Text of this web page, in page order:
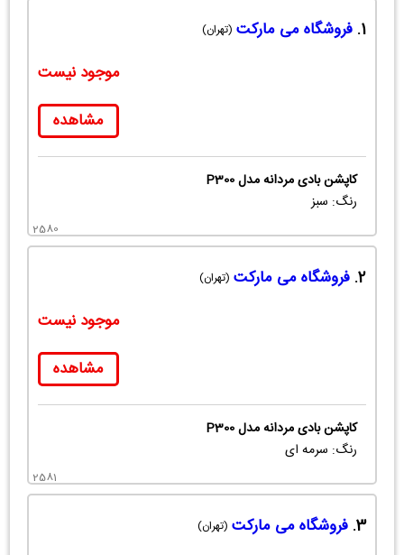
1. فروشگاه می مارکت (تهران)
موجود نیست
مشاهده
کاپشن بادی مردانه مدل P300
رنگ: سبز
2580
2. فروشگاه می مارکت (تهران)
موجود نیست
مشاهده
کاپشن بادی مردانه مدل P300
رنگ: سرمه ای
2581
3. فروشگاه می مارکت (تهران)